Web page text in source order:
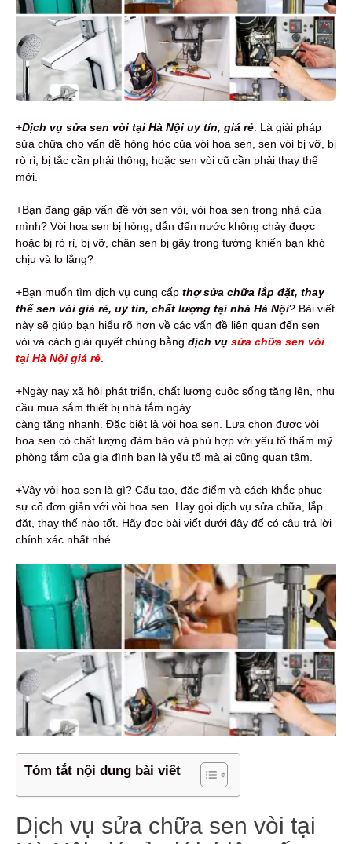
+Dịch vụ sửa sen vòi tại Hà Nội uy tín, giá rẻ . Là giải pháp
sửa chữa cho vấn đề hỏng hóc của vòi hoa sen, sen vòi bị vỡ, bị
rò rỉ, bị tắc cần phải thông, hoặc sen vòi cũ cần phải thay thế
mới.
+Bạn đang gặp vấn đề với sen vòi, vòi hoa sen trong nhà của
mình? Vòi hoa sen bị hỏng, dẫn đến nước không chảy được
hoặc bị rò rỉ, bị vỡ, chân sen bị gãy trong tường khiến bạn khó
chịu và lo lắng?
+Bạn muốn tìm dịch vụ cung cấp thợ sửa chữa lắp đặt, thay
thế sen vòi giá rẻ, uy tín, chất lượng tại nhà Hà Nội? Bài viết
này sẽ giúp bạn hiểu rõ hơn về các vấn đề liên quan đến sen
vòi và cách giải quyết chúng bằng dịch vụ sửa chữa sen vòi
tại Hà Nội giá rẻ
+Ngày nay xã hội phát triển, chất lượng cuộc sống tăng lên, nhu
cầu mua sắm thiết bị nhà tắm ngày
càng tăng nhanh. Đặc biệt là vòi hoa sen. Lựa chọn được vòi
hoa sen có chất lượng đảm bảo và phù hợp với yếu tố thẩm mỹ
phòng tắm của gia đình bạn là yếu tố mà ai cũng quan tâm.
+Vậy vòi hoa sen là gì? Cấu tạo, đặc điểm và cách khắc phục
sự cố đơn giản với vòi hoa sen. Hay gọi dịch vụ sửa chữa, lắp
đặt, thay thế nào tốt. Hãy đọc bài viết dưới đây để có câu trả lời
chính xác nhất nhé.
Tóm tắt nội dung bài viết
Dịch vụ sửa chữa sen vòi tại